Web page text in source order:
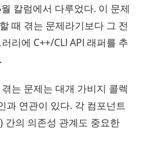
칼럼에서 다루었다. 이 문제
때 겪는 문제라기보다 그 전
리에 C++/CLI API 래퍼를 추
는 문제는 대개 가비지 콜렉
과 연관이 있다. 각 컴포넌트
간의 의존성 관계도 중요한